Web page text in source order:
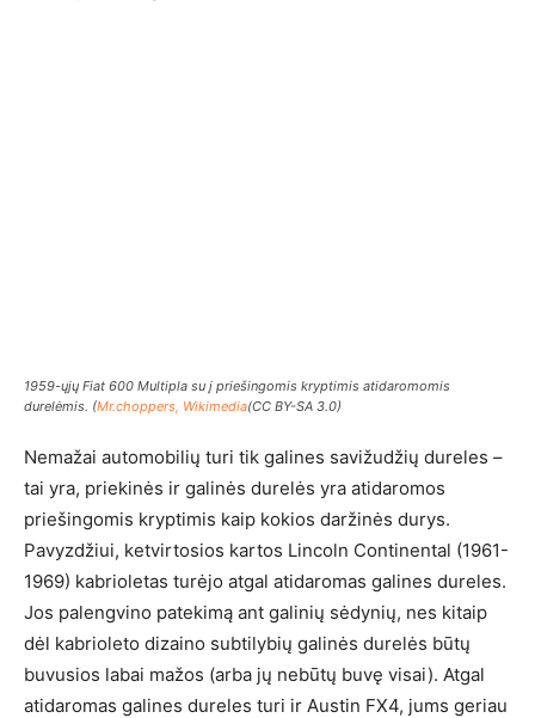
1959-ųjų Fiat 600 Multipla su į priešingomis kryptimis atidaromomis
durelėmis. (Mr.choppers, Wikimedia(CC BY-SA 3.0)
Nemažai automobilių turi tik galines savižudžių dureles –
tai yra, priekinės ir galinės durelės yra atidaromos
priešingomis kryptimis kaip kokios daržinės durys.
Pavyzdžiui, ketvirtosios kartos Lincoln Continental (1961-
1969) kabrioletas turėjo atgal atidaromas galines dureles.
Jos palengvino patekimą ant galinių sėdynių, nes kitaip
dėl kabrioleto dizaino subtilybių galinės durelės būtų
buvusios labai mažos (arba jų nebūtų buvę visai). Atgal
atidaromas galines dureles turi ir Austin FX4, jums geriau